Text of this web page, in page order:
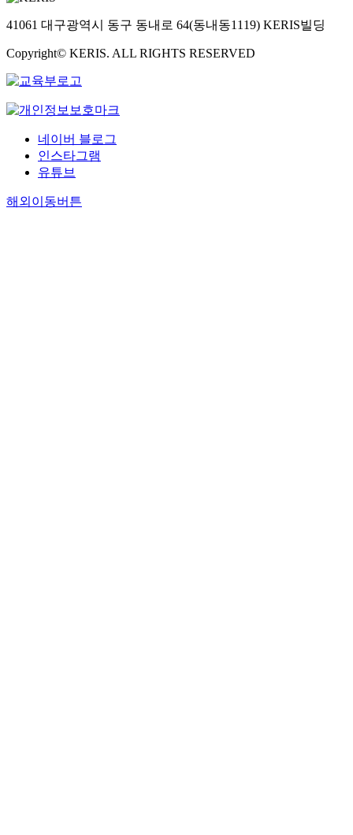
41061 대구광역시 동구 동내로 64(동내동1119) KERIS빌딩
Copyright© KERIS. ALL RIGHTS RESERVED
네이버 블로그
인스타그램
유튜브
해외이동버튼